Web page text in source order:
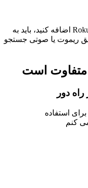
اگر می‌خواهید برنامه‌هایی را به تلویزیون Roku اضافه کنید، باید به
ریموت یا صوتی جستجو
متفاوت است
دور